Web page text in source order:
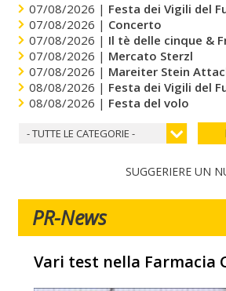
07/08/2026 | Festa dei Vigili del
07/08/2026 | Concerto
07/08/2026 | Il tè delle cinque &
07/08/2026 | Mercato Sterzl
07/08/2026 | Mareiter Stein
08/08/2026 | Festa dei Vigili del
08/08/2026 | Festa del volo
- TUTTE LE CATEGORIE -
SUGGERIERE UN
PR-News
Vari test nella Farmacia